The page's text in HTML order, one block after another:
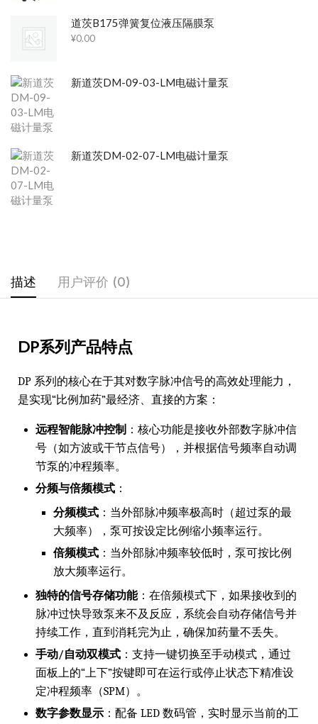
道茨B175弹簧复位液压隔膜泵
¥0.00
新道茨DM-09-03-LM电磁计量泵
新道茨DM-02-07-LM电磁计量泵
描述 用户评价 (0)
DP系列产品特点
DP 系列的核心在于其对数字脉冲信号的高效处理能力，
是实现“比例加药”最经济、直接的方案：
远程智能脉冲控制 ：核心功能是接收外部数字脉冲信
号（如方波或干节点信号），并根据信号频率自动调
节泵的冲程频率。
分频与倍频模式 ：
分频模式 ：当外部脉冲频率极高时（超过泵的最
大频率），泵可按设定比例缩小频率运行。
倍频模式 ：当外部脉冲频率较低时，泵可按比例
放大频率运行。
独特的信号存储功能：在倍频模式下，如果接收到的
脉冲过快导致泵来不及反应，系统会自动存储信号并
持续工作，直到消耗完为止，确保加药量不丢失。
手动/自动双模式 ：支持一键切换至手动模式，通过
面板上的“上下”按键即可在运行或停止状态下精准设
定冲程频率（SPM）。
数字参数显示 ：配备 LED 数码管，实时显示当前的工